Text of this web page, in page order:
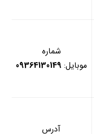
شماره
موبایل: 09364130149
آدرس